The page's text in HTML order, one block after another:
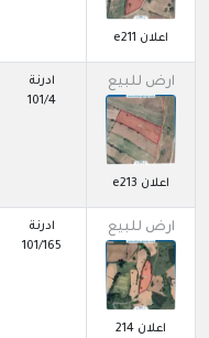
اعلان e211
ارض للبيع
اعلان e213
ادرنة
101/4
ارض للبيع
اعلان 214
ادرنة
101/165